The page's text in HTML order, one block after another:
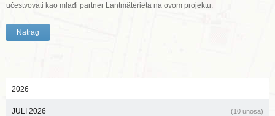
učestvovati kao mlađi partner Lantmäterieta na ovom projektu.
Natrag
2026
JULI 2026 (10 unosa)